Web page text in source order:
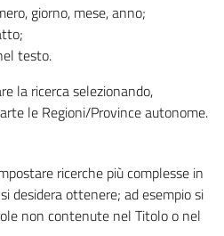
giorno, mese, anno;
testo.
la ricerca selezionando,
le Regioni/Province autonome.
ricerche più complesse in
desidera ottenere; ad esempio si
non contenute nel Titolo o nel